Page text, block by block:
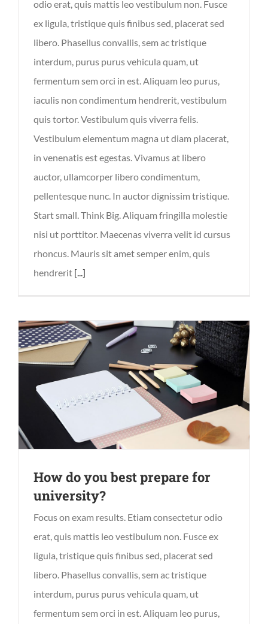
odio erat, quis mattis leo vestibulum non. Fusce
ex ligula, tristique quis finibus sed, placerat sed
libero. Phasellus convallis, sem ac tristique
interdum, purus purus vehicula quam, ut
fermentum sem orci in est. Aliquam leo purus,
iaculis non condimentum hendrerit, vestibulum
quis tortor. Vestibulum quis viverra felis.
Vestibulum elementum magna ut diam placerat,
in venenatis est egestas. Vivamus at libero
auctor, ullamcorper libero condimentum,
pellentesque nunc. In auctor dignissim tristique.
Start small. Think Big. Aliquam fringilla molestie
nisi ut porttitor. Maecenas viverra velit id cursus
rhoncus. Mauris sit amet semper enim, quis
hendrerit [...]
How do you best prepare for
university?
Focus on exam results. Etiam consectetur odio
erat, quis mattis leo vestibulum non. Fusce ex
ligula, tristique quis finibus sed, placerat sed
libero. Phasellus convallis, sem ac tristique
interdum, purus purus vehicula quam, ut
fermentum sem orci in est. Aliquam leo purus,